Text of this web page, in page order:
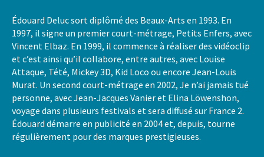
Édouard Deluc sort diplômé des Beaux-Arts en 1993. En
1997, il signe un premier court-métrage, Petits Enfers, avec
Vincent Elbaz. En 1999, il commence à réaliser des vidéoclip
et c’est ainsi qu’il collabore, entre autres, avec Louise
Attaque, Tété, Mickey 3D, Kid Loco ou encore Jean-Louis
Murat. Un second court-métrage en 2002, Je n’ai jamais tué
personne, avec Jean-Jacques Vanier et Elina Löwenshon,
voyage dans plusieurs festivals et sera diffusé sur France 2.
Édouard démarre en publicité en 2004 et, depuis, tourne
régulièrement pour des marques prestigieuses.